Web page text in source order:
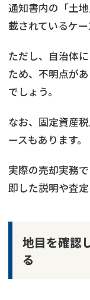
通知書内の「土
載されているケー
ただし、自治体
ため、不明点が
でしょう。
なお、固定資産
ースもあります。
実際の売却実務
即した説明や査
地目を確認
る